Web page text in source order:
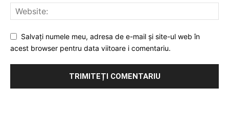
Salvați numele meu, adresa de e-mail și site-ul web în
acest browser pentru data viitoare i comentariu.